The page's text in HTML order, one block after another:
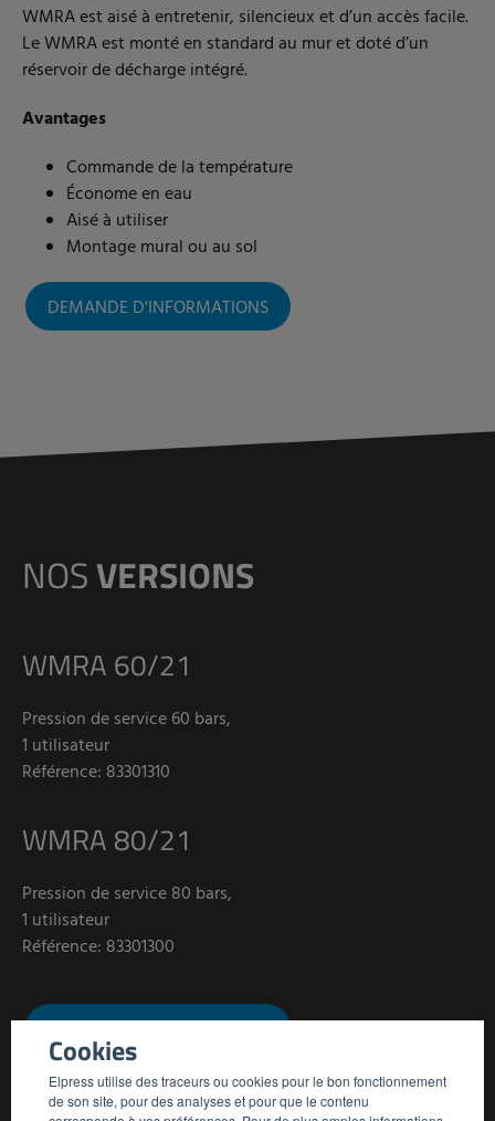
Cookies
Elpress utilise des traceurs ou cookies pour le bon fonctionnement
de son site, pour des analyses et pour que le contenu
WMRA est aisé à entretenir, silencieux et d’un accès facile.
Le WMRA est monté en standard au mur et doté d’un
réservoir de décharge intégré.
Avantages
Commande de la température
Économe en eau
Aisé à utiliser
Montage mural ou au sol
DEMANDE D'INFORMATIONS
NOSVERSIONS
WMRA 60/21
Pression de service 60 bars,
1 utilisateur
Référence: 83301310
WMRA 80/21
Pression de service 80 bars,
1 utilisateur
Référence: 83301300
DEMANDE D'INFORMATIONS